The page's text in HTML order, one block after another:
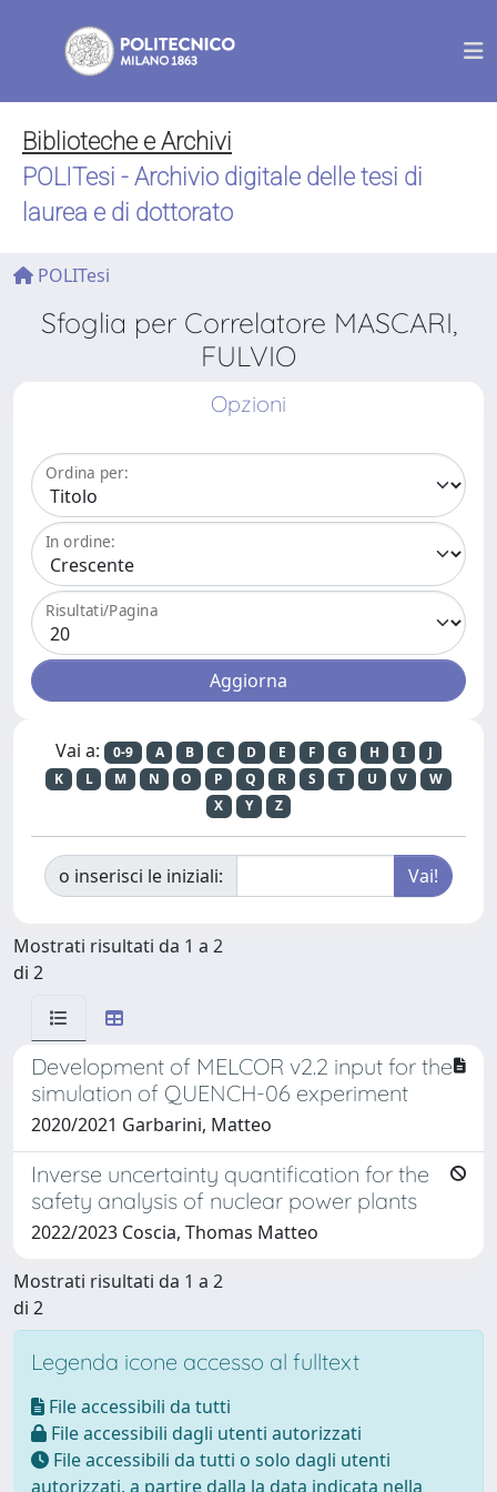
Biblioteche e Archivi
POLITesi - Archivio digitale delle tesi di
laurea e di dottorato
POLITesi
Sfoglia per Correlatore MASCARI,
FULVIO
Opzioni
Ordina per:
In ordine:
Risultati/Pagina
Vai a: 0-9 A B C D E F G H I
J
K
L M N O P Q R S T U V
W
X
Y Z
o inserisci le iniziali:
Mostrati risultati da 1 a 2
di 2
Development of MELCOR v2.2 input for the
simulation of QUENCH-06 experiment
2020/2021 Garbarini, Matteo
Inverse uncertainty quantification for the
safety analysis of nuclear power plants
2022/2023 Coscia, Thomas Matteo
Mostrati risultati da 1 a 2
di 2
Legenda icone accesso al fulltext
File accessibili da tutti
File accessibili dagli utenti autorizzati
File accessibili da tutti o solo dagli utenti
autorizzati, a partire dalla la data indicata nella